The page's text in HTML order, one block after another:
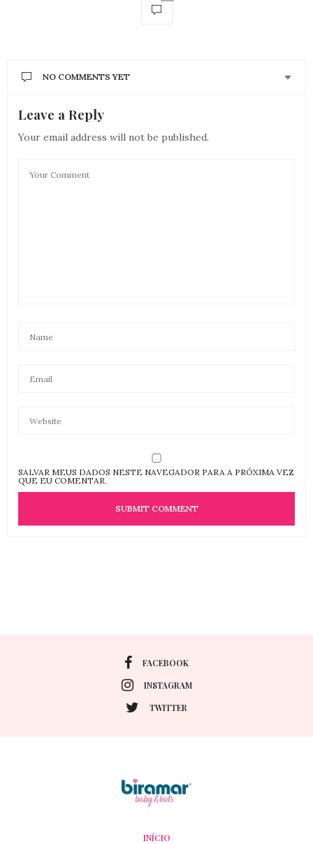
NO COMMENTS YET
Leave a Reply
Your email address will not be published.
SALVAR MEUS DADOS NESTE NAVEGADOR PARA A PRÓXIMA VEZ
QUE EU COMENTAR.
FACEBOOK
INSTAGRAM
TWITTER
INÍCIO